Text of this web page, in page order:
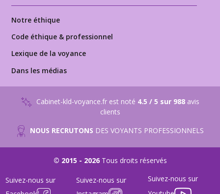
Notre éthique
Code éthique & professionnel
Lexique de la voyance
Dans les médias
Cabinet-kld-voyance.fr est noté 4.5 / 5 sur 988avis
clients
NOUS RECRUTONS DES VOYANTS PROFESSIONNELS
© 2015 - 2026Tous droits réservés
Suivez-nous sur
Suivez-nous sur
Suivez-nous sur